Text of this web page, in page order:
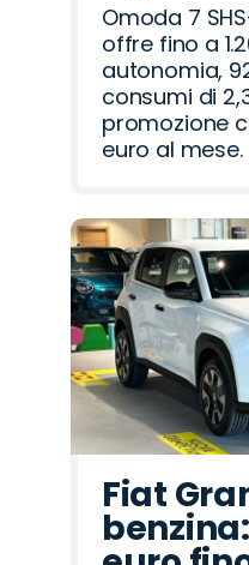
Omoda 7
offre fino a
autonomia,
consumi di
promozione
euro al mese.
Fiat